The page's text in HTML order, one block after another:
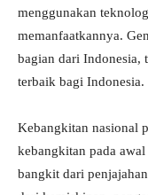
menggunakan
memanfaatkannya.
bagian dari Indonesia,
terbaik bagi Indonesia.
Kebangkitan nasional
kebangkitan pada
bangkit dari